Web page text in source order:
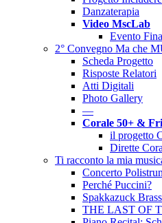
Danzaterapia
Video MscLab
Evento
2° Convegno Ma che
Scheda Progetto
Risposte Relatori
Atti Digitali
Photo Gallery
––
Corale 50+ &
il progetto
Dirette
Ti racconto la mia
Concerto
Perché Puccini?
Spakkazuck
THE LAST OF